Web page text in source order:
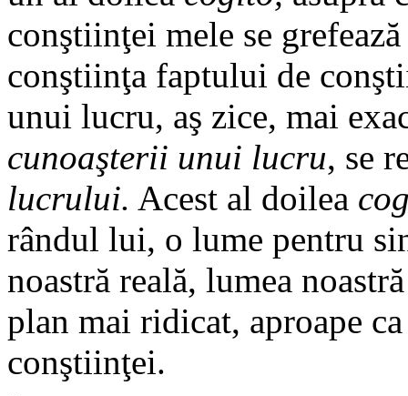
conştiinţei mele se
conştiinţa faptului de
unui lucru, aş zice, mai
cunoaşterii unui lucru, se
lucrului. Acest al doilea
rândul lui, o lume pentru
noastră reală, lumea
plan mai ridicat, aproape
conştiinţei.